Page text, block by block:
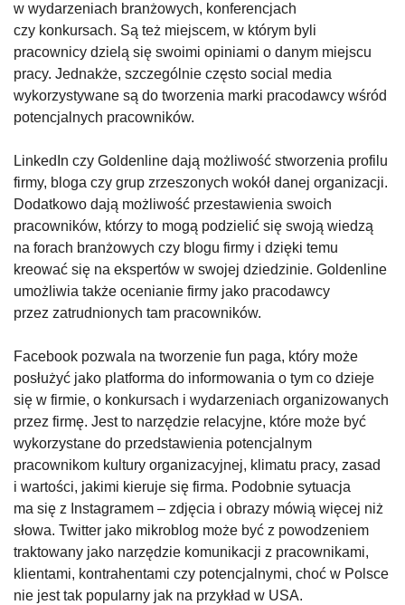
w wydarzeniach branżowych, konferencjach
czy konkursach. Są też miejscem, w którym byli
pracownicy dzielą się swoimi opiniami o danym miejscu
pracy. Jednakże, szczególnie często social media
wykorzystywane są do tworzenia marki pracodawcy wśród
potencjalnych pracowników.
LinkedIn czy Goldenline dają możliwość stworzenia profilu
firmy, bloga czy grup zrzeszonych wokół danej organizacji.
Dodatkowo dają możliwość przestawienia swoich
pracowników, którzy to mogą podzielić się swoją wiedzą
na forach branżowych czy blogu firmy i dzięki temu
kreować się na ekspertów w swojej dziedzinie. Goldenline
umożliwia także ocenianie firmy jako pracodawcy
przez zatrudnionych tam pracowników.
Facebook pozwala na tworzenie fun paga, który może
posłużyć jako platforma do informowania o tym co dzieje
się w firmie, o konkursach i wydarzeniach organizowanych
przez firmę. Jest to narzędzie relacyjne, które może być
wykorzystane do przedstawienia potencjalnym
pracownikom kultury organizacyjnej, klimatu pracy, zasad
i wartości, jakimi kieruje się firma. Podobnie sytuacja
ma się z Instagramem – zdjęcia i obrazy mówią więcej niż
słowa. Twitter jako mikroblog może być z powodzeniem
traktowany jako narzędzie komunikacji z pracownikami,
klientami, kontrahentami czy potencjalnymi, choć w Polsce
nie jest tak popularny jak na przykład w USA.